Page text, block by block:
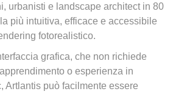
urbanisti e landscape architect in 80
più intuitiva, efficace e accessibile
fotorealistico.
grafica, che non richiede
o esperienza in
Artlantis può facilmente essere